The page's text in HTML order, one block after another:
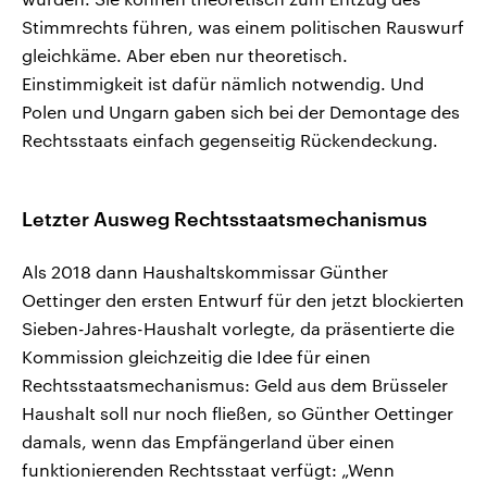
Stimmrechts führen, was einem politischen Rauswurf
gleichkäme. Aber eben nur theoretisch.
Einstimmigkeit ist dafür nämlich notwendig. Und
Polen und Ungarn gaben sich bei der Demontage des
Rechtsstaats einfach gegenseitig Rückendeckung.
Letzter Ausweg Rechtsstaatsmechanismus
Als 2018 dann Haushaltskommissar Günther
Oettinger den ersten Entwurf für den jetzt blockierten
Sieben-Jahres-Haushalt vorlegte, da präsentierte die
Kommission gleichzeitig die Idee für einen
Rechtsstaatsmechanismus: Geld aus dem Brüsseler
Haushalt soll nur noch fließen, so Günther Oettinger
damals, wenn das Empfängerland über einen
funktionierenden Rechtsstaat verfügt: „Wenn